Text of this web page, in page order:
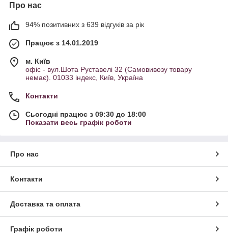
Про нас
94% позитивних з 639 відгуків за рік
Працює з 14.01.2019
м. Київ
офіс - вул.Шота Руставелі 32 (Самовивозу товару
немає). 01033 індекс, Київ, Україна
Контакти
Сьогодні працює з 09:30 до 18:00
Показати весь графік роботи
Про нас
Контакти
Доставка та оплата
Графік роботи